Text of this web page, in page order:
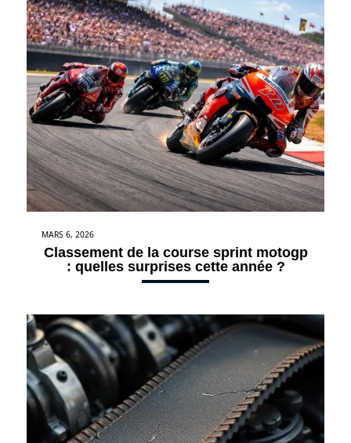
MARS 6, 2026
Classement de la course sprint motogp
: quelles surprises cette année ?